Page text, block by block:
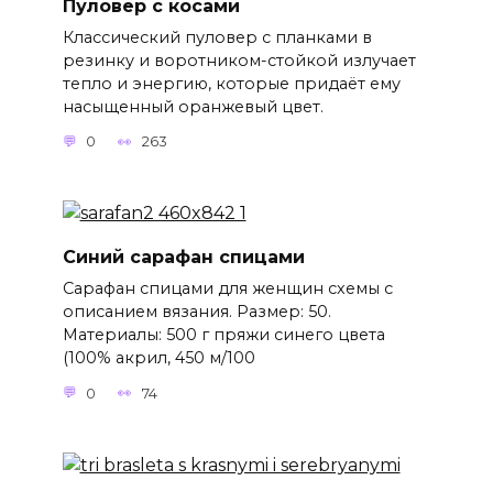
Пуловер с косами
Классический пуловер с планками в
резинку и воротником-стойкой излучает
тепло и энергию, которые придаёт ему
насыщенный оранжевый цвет.
0 263
Синий сарафан спицами
Сарафан спицами для женщин схемы с
описанием вязания. Размер: 50.
Материалы: 500 г пряжи синего цвета
(100% акрил, 450 м/100
0 74